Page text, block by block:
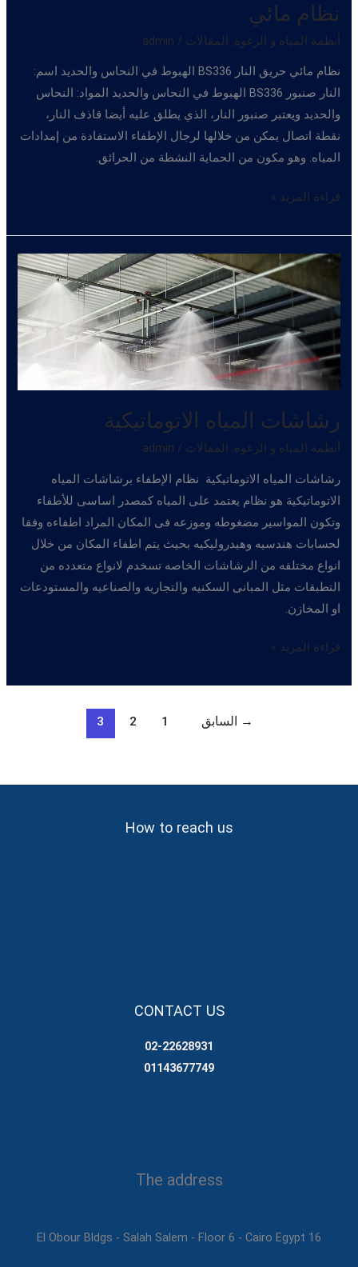
نظام مائي
أنظمة المياه و الرغوة, المقالات /
admin
نظام مائي حريق النار BS336 الهبوط في النحاس والحديد اسم:
النار صنبور BS336 الهبوط في النحاس والحديد المواد: النحاس
والحديد ويعتبر صنبور النار، الذي يطلق عليه أيضا قاذف النار،
نقطة اتصال يمكن من خلالها لرجال الإطفاء الاستفادة من إمدادات
المياه. وهو مكون من الحماية النشطة من الحرائق.
نظام
قراءة المزيد »
رشاشات المياه الاتوماتيكية
أنظمة المياه و الرغوة, المقالات /
admin
رشاشات المياه الاتوماتيكية نظام الإطفاء برشاشات المياه
الاتوماتيكية هو نظام يعتمد على المياه كمصدر اساسى للأطفاء
وتكون المواسير مضغوطه وموزعه فى المكان المراد اطفاءه وفقا
لحسابات هندسيه وهيدروليكيه بحيث يتم اطفاء المكان من خلال
انواع مختلفه من الرشاشات الخاصه تسخدم لانواع متعدده من
التطبقات مثل المبانى السكنيه والتجاريه والصناعيه والمستودعات
او المخازن.
رشاشات
الاتوماتيكية
قراءة المزيد »
→ السابق 1
2
3
How to reach us
CONTACT US
02-22628931
01143677749
The address
16 El Obour Bldgs - Salah Salem - Floor 6 - Cairo Egypt